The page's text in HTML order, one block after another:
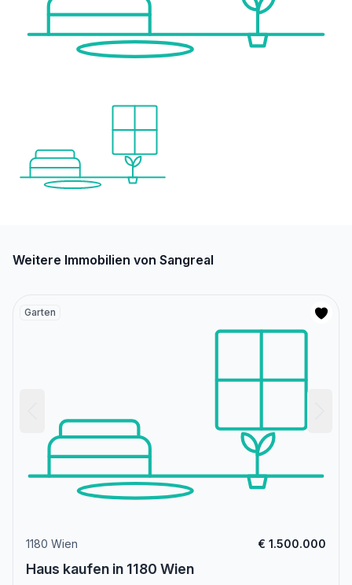
Weitere Immobilien von Sangreal
Garten
1180 Wien € 1.500.000
Haus kaufen in 1180 Wien